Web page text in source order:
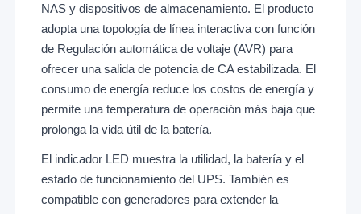
NAS y dispositivos de almacenamiento. El producto
adopta una topología de línea interactiva con función
de Regulación automática de voltaje (AVR) para
ofrecer una salida de potencia de CA estabilizada. El
consumo de energía reduce los costos de energía y
permite una temperatura de operación más baja que
prolonga la vida útil de la batería.
El indicador LED muestra la utilidad, la batería y el
estado de funcionamiento del UPS. También es
compatible con generadores para extender la